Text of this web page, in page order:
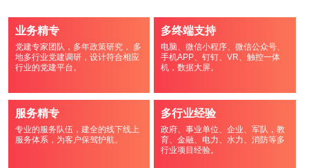
业务精专
党建专家团队，多年政策研究， 多
地多行业党建调研，设计符合相应
行业的党建平台。
多终端支持
电脑、微信小程序、微信公众号、
手机APP、钉钉、VR、触控一体
机，数据大屏。
服务精专
专业的服务队伍，建全的线下线上
服务体系，为客户保驾护航。
多行业经验
政府、事业单位、企业、军队，教
育、金融、电力、水力、消防等多
行业项目经验。